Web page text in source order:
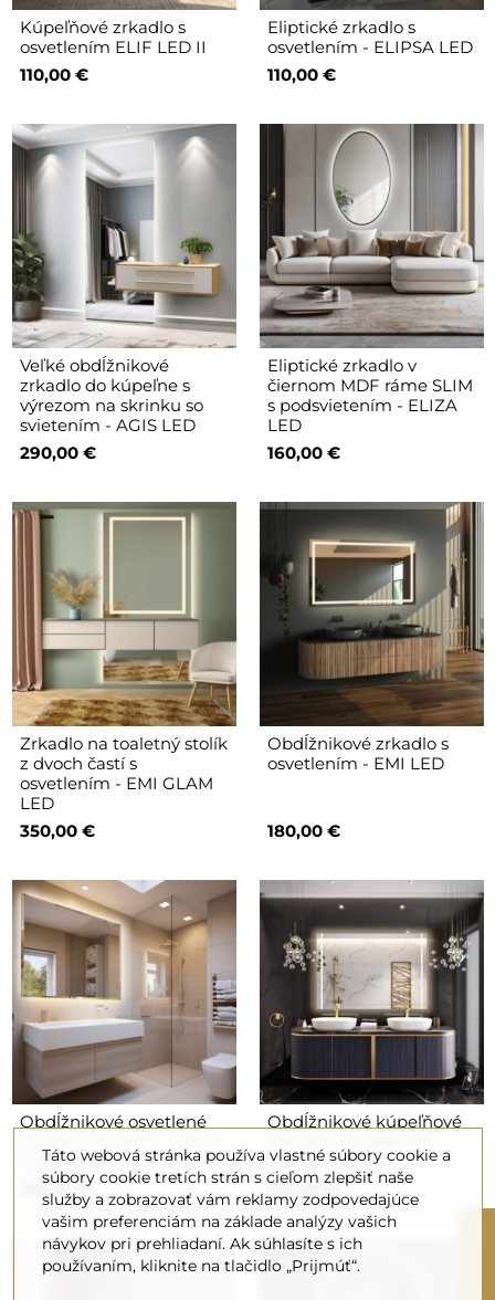
Kúpeľňové zrkadlo s
osvetlením ELIF LED II
110,00 €
Eliptické zrkadlo s
osvetlením - ELIPSA LED
110,00 €
Veľké obdĺžnikové
zrkadlo do kúpeľne s
výrezom na skrinku so
svietením - AGIS LED
290,00 €
Eliptické zrkadlo v
čiernom MDF ráme SLIM
s podsvietením - ELIZA
LED
160,00 €
Zrkadlo na toaletný stolík
z dvoch častí s
osvetlením - EMI GLAM
LED
350,00 €
Obdĺžnikové zrkadlo s
osvetlením - EMI LED
180,00 €
Obdĺžnikové osvetlené
LED
110,00 €
Obdĺžnikové kúpeľňové
FLAWIA LED
180,00 €
Táto webová stránka používa vlastné súbory cookie a
súbory cookie tretích strán s cieľom zlepšiť naše
služby a zobrazovať vám reklamy zodpovedajúce
vašim preferenciám na základe analýzy vašich
návykov pri prehliadaní. Ak súhlasíte s ich
používaním, kliknite na tlačidlo „Prijmúť“.